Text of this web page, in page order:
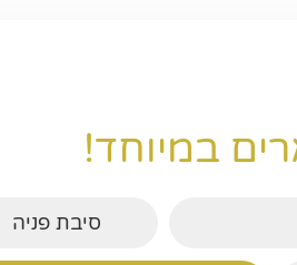
במיוחד!